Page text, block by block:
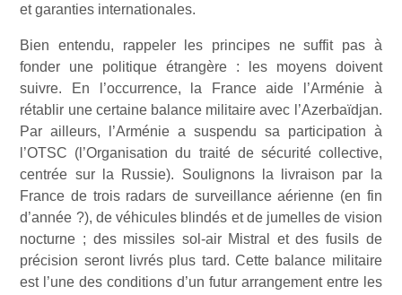
et garanties internationales.
Bien entendu, rappeler les principes ne suffit pas à
fonder une politique étrangère : les moyens doivent
suivre. En l’occurrence, la France aide l’Arménie à
rétablir une certaine balance militaire avec l’Azerbaïdjan.
Par ailleurs, l’Arménie a suspendu sa participation à
l’OTSC (l’Organisation du traité de sécurité collective,
centrée sur la Russie). Soulignons la livraison par la
France de trois radars de surveillance aérienne (en fin
d’année ?), de véhicules blindés et de jumelles de vision
nocturne ; des missiles sol-air Mistral et des fusils de
précision seront livrés plus tard. Cette balance militaire
est l’une des conditions d’un futur arrangement entre les